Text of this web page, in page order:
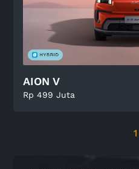
AION V
Rp 499 Juta
1